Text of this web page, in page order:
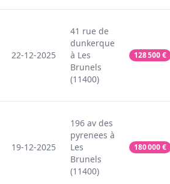
22-12-2025
41 rue de
dunkerque
à Les
Brunels
(11400)
128 500€
19-12-2025
196 av des
pyrenees à
Les
Brunels
(11400)
180 000€